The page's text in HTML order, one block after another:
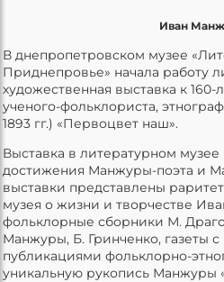
Иван
В днепропетровском музее
Приднепровье» начала работу
художественная выставка к
ученого-фольклориста,
1893 гг.) «Первоцвет наш».
Выставка в литературном
достижения Манжуры-поэта и
выставки представлены
музея о жизни и творчестве
фольклорные сборники М.
Манжуры, Б. Гринченко, газеты
публикациями фольклорно-
уникальную рукопись Манжуры